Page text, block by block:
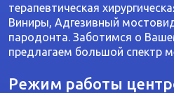
терапевтическая
Виниры, Адгезивный
пародонта. Заботимся о
предлагаем большой спектр
Режим работы